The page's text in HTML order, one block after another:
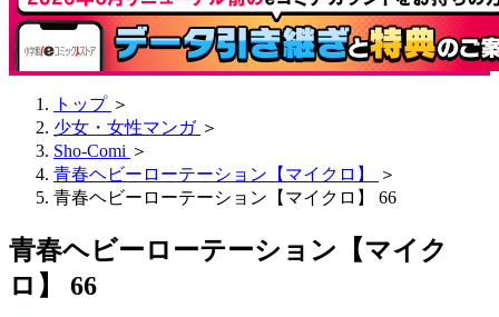
トップ ＞
少女・女性マンガ ＞
Sho-Comi ＞
青春ヘビーローテーション【マイクロ】
＞
青春ヘビーローテーション【マイクロ】 66
青春ヘビーローテーション【マイク
ロ】 66